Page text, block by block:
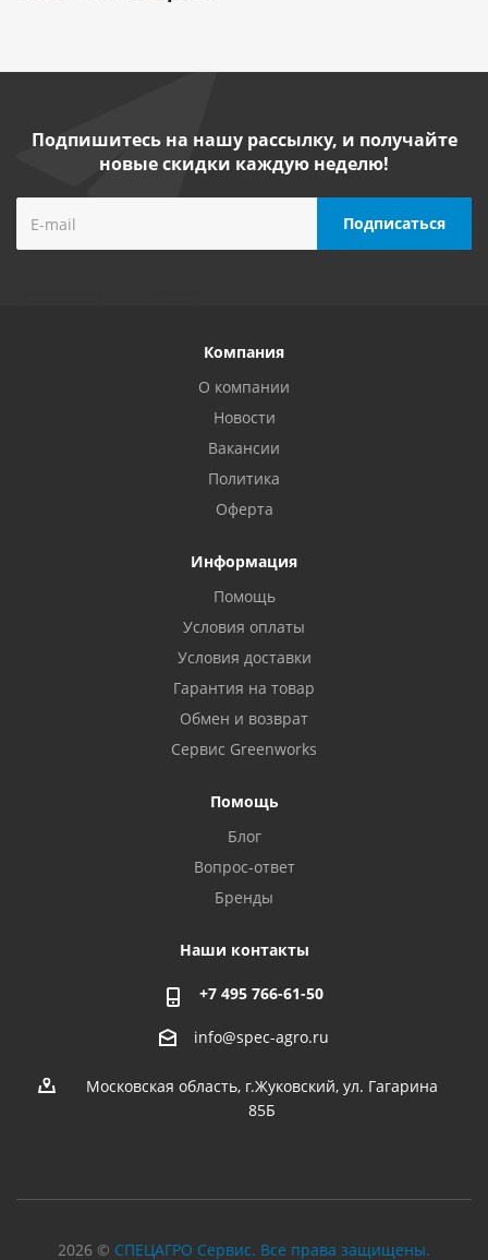
Подпишитесь на нашу рассылку, и получайте
новые скидки каждую неделю!
Компания
О компании
Новости
Вакансии
Политика
Оферта
Информация
Помощь
Условия оплаты
Условия доставки
Гарантия на товар
Обмен и возврат
Сервис Greenworks
Помощь
Блог
Вопрос-ответ
Бренды
Наши контакты
+7 495 766-61-50
info@spec-agro.ru
Московская область, г.Жуковский, ул. Гагарина
85Б
2026 © СПЕЦАГРО Сервис. Все права защищены.